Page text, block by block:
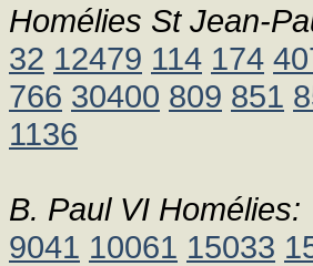
Homélies St Jean-
32 12479 114 174
766 30400 809 851
1136
B. Paul VI Homélies:
9041 10061 15033